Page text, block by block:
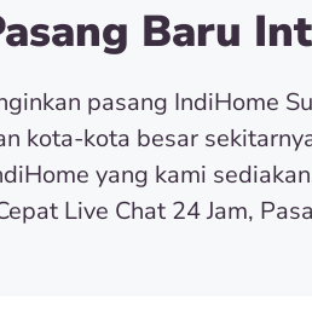
Baru
pasang IndiHome
kota-kota besar
yang kami
Live Chat 24 Jam,